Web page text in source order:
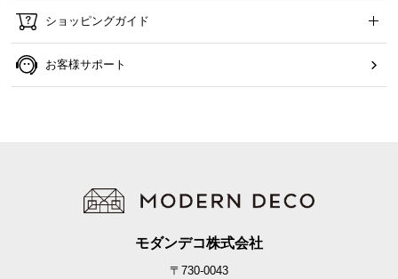
横幅 奥行き 高さ
約32㎝
ショッピングガイド
お客様サポート
モダンデコ株式会社
〒730-0043